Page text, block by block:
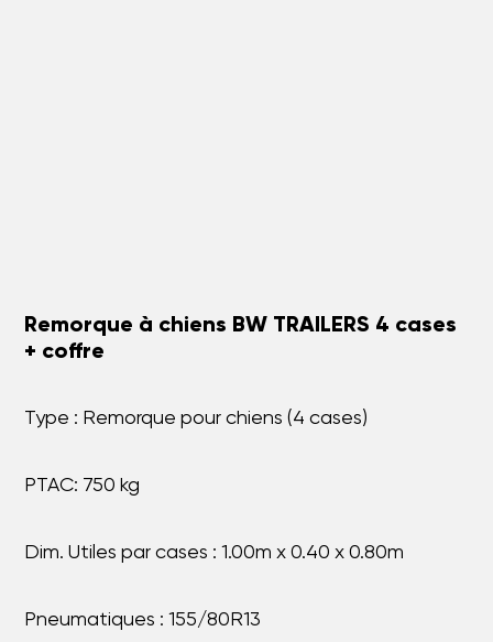
Remorque à chiens BW TRAILERS 4 cases
+ coffre
Type : Remorque pour chiens (4 cases)
PTAC: 750 kg
Dim. Utiles par cases : 1.00m x 0.40 x 0.80m
Pneumatiques : 155/80R13